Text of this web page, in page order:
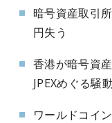
暗号資産取引
円失う
香港が暗号資
JPEXめぐる騒
ワールドコイ